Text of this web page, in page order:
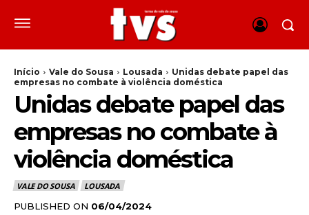
Início Vale do Sousa Lousada
Unidas debate papel das
empresas no combate à violência doméstica
Unidas debate papel das
empresas no combate à
violência doméstica
VALE DO SOUSA LOUSADA
PUBLISHED ON 06/04/2024